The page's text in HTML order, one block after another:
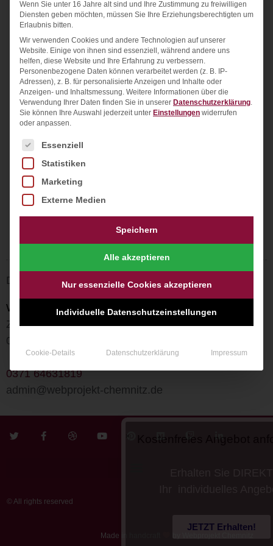
Layout/Entwurf
Design und Farbgestaltung
Logo
WordPress
HTML
CSS
Javascript
Website besuchen:
verpackung.de
Das Team von
Webprojekt Chemnitz UG
Zwickauer Straße 132
09116 Chemnitz
0371 64631819
admin@webprojekt-chemnitz.de
© All rights reserved
Made in handcraft
Wenn Sie unter 16 Jahre alt sind und Ihre Zustimmung zu freiwilligen
Diensten geben möchten, müssen Sie Ihre Erziehungsberechtigten um
Erlaubnis bitten.
Wir verwenden Cookies und andere Technologien auf unserer
Website. Einige von ihnen sind essenziell, während andere uns
helfen, diese Website und Ihre Erfahrung zu verbessern.
Personenbezogene Daten können verarbeitet werden (z. B. IP-
Adressen), z. B. für personalisierte Anzeigen und Inhalte oder
Anzeigen- und Inhaltsmessung. Weitere Informationen über die
Verwendung Ihrer Daten finden Sie in unserer Datenschutzerklärung.
Sie können Ihre Auswahl jederzeit unter Einstellungen widerrufen
oder anpassen.
Es folgt eine Liste der Service-Gruppen, für die
Essenziell
Statistiken
Marketing
Externe Medien
Speichern
Alle akzeptieren
Nur essenzielle Cookies akzeptieren
Individuelle Datenschutzeinstellungen
Cookie-Details Datenschutzerklärung Impressum
Kostenfreies Angebot
JETZT Erhalten!